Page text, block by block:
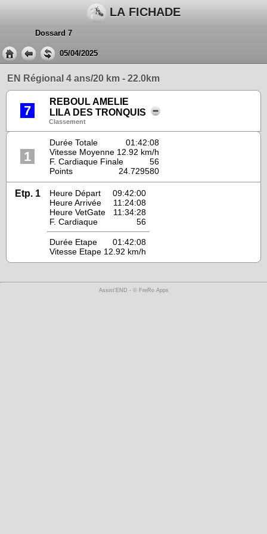
LA FICHADE
Dossard 7
05/04/2025
EN Régional 4 ans/20 km - 22.0km
7
REBOUL AMELIE
LILA DES TRONQUIS
Classement
1
Durée Totale
01:42:08
Vitesse Moyenne 12.92 km/h
F. Cardiaque Finale
56
Points
24.729580
Etp. 1 Heure Départ
09:42:00
Heure Arrivée
11:24:08
Heure VetGate
11:34:28
F. Cardiaque
56
Durée Etape
01:42:08
Vitesse Etape 12.92 km/h
Assist'END - © FreRo Apps